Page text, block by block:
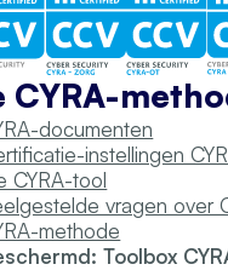
CYRA-
documenten
instellingen
CYRA-tool
vragen over
methode
Toolbox